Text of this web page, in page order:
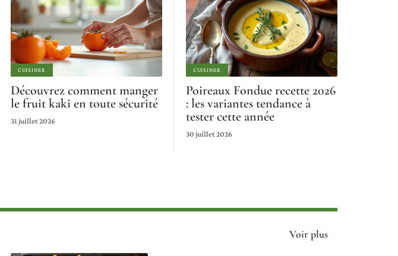
CUISINER
Découvrez comment manger
le fruit kaki en toute sécurité
31 juillet 2026
CUISINER
Poireaux Fondue recette 2026
: les variantes tendance à
tester cette année
30 juillet 2026
Voir plus